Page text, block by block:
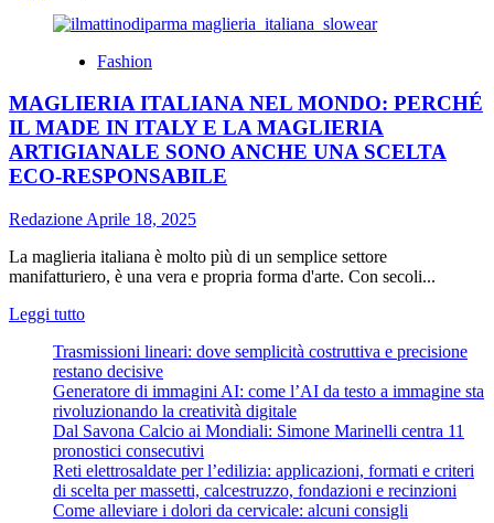
più
L’accesso
cannabis
terapeutica
in
Italia:
difficoltà
sfide
Fashion
MAGLIERIA ITALIANA NEL MONDO: PERCHÉ
IL MADE IN ITALY E LA MAGLIERIA
ARTIGIANALE SONO ANCHE UNA SCELTA
ECO-RESPONSABILE
Redazione Aprile 18, 2025
La maglieria italiana è molto più di un semplice settore
manifatturiero, è una vera e propria forma d'arte. Con secoli...
Leggi tuttoLeggi
più
su
MAGLIERIA
ITALIANA
NEL
MONDO:
PERCHÉ
IL
MADE
Trasmissioni lineari: dove semplicità costruttiva e precisione
restano decisive
Generatore di immagini AI: come l’AI da testo a immagine sta
rivoluzionando la creatività digitale
Dal Savona Calcio ai Mondiali: Simone Marinelli centra 11
pronostici consecutivi
Reti elettrosaldate per l’edilizia: applicazioni, formati e criteri
di scelta per massetti, calcestruzzo, fondazioni e recinzioni
Come alleviare i dolori da cervicale: alcuni consigli